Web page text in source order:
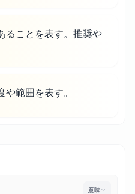
ることを表す。推奨や
範囲を表す。